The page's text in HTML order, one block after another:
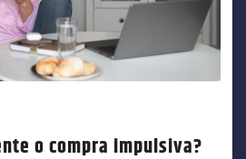
o compra impulsiva?